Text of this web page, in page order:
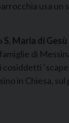
usa
S. Maria di
di
in Chiesa,